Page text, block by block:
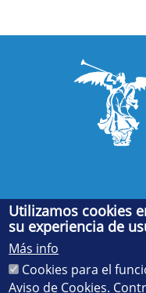
FACULTAD DE FÍSICA
Avda. de la Reina
55 28 91.
Secretaría:
Utilizamos cookies
su experiencia de
Más info
Cookies para el
Aviso de Cookies.